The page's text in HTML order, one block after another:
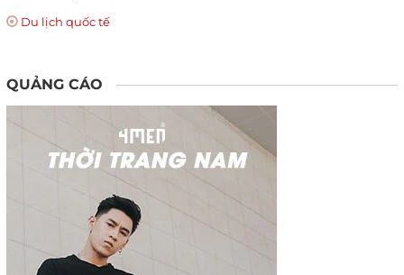
Du lịch quốc tế
QUẢNG CÁO